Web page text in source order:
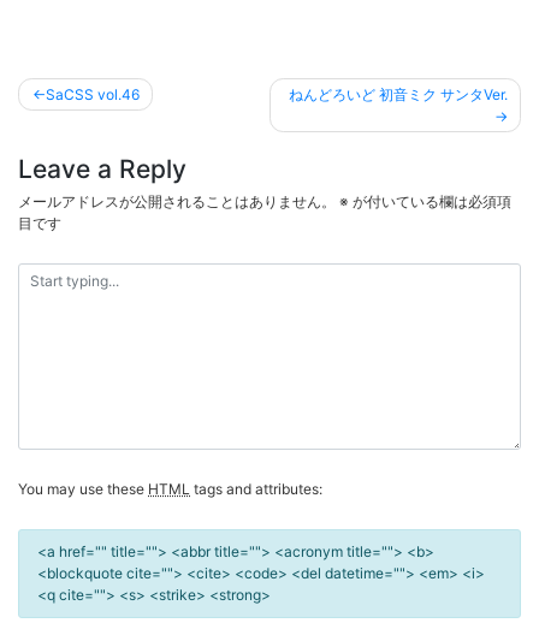
投
稿
ナ
ビ
ゲ
ー
シ
SaCSS vol.46 ねんどろいど 初音ミク サンタVer.
Leave a Reply
メールアドレスが公開されることはありません。 ※ が付いている欄は必須項
目です
You may use these HTML tags and attributes:
<a href="" title=""> <abbr title=""> <acronym title=""> <b>
<blockquote cite=""> <cite> <code> <del datetime=""> <em> <i>
<q cite=""> <s> <strike> <strong>